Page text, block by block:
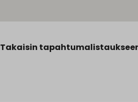
Takaisin